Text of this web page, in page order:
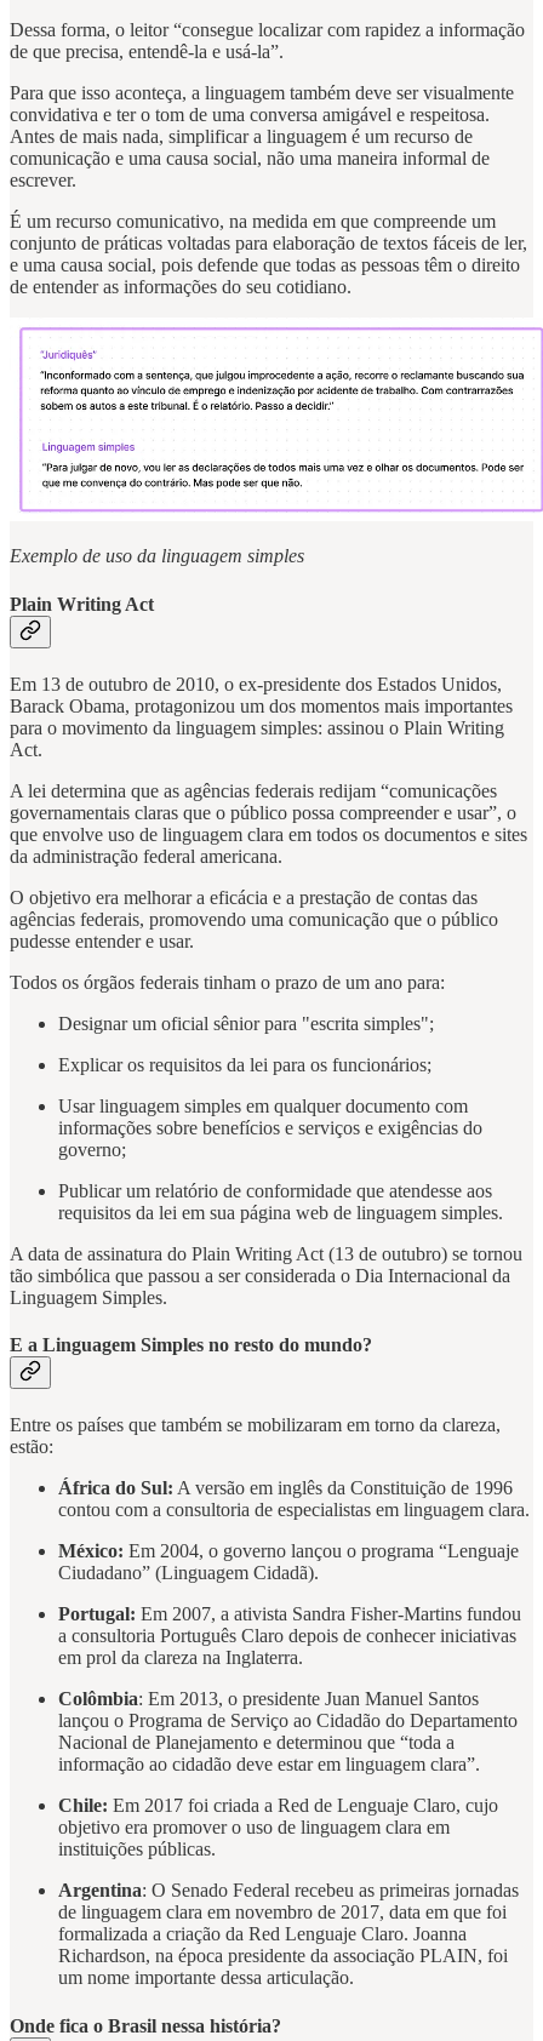
Dessa forma, o leitor “consegue localizar com rapidez a informação
de que precisa, entendê-la e usá-la”.
Para que isso aconteça, a linguagem também deve ser visualmente
convidativa e ter o tom de uma conversa amigável e respeitosa.
Antes de mais nada, simplificar a linguagem é um recurso de
comunicação e uma causa social, não uma maneira informal de
escrever.
É um recurso comunicativo, na medida em que compreende um
conjunto de práticas voltadas para elaboração de textos fáceis de ler,
e uma causa social, pois defende que todas as pessoas têm o direito
de entender as informações do seu cotidiano.
Exemplo de uso da linguagem simples
Plain Writing Act
Em 13 de outubro de 2010, o ex-presidente dos Estados Unidos,
Barack Obama, protagonizou um dos momentos mais importantes
para o movimento da linguagem simples: assinou o Plain Writing
Act.
A lei determina que as agências federais redijam “comunicações
governamentais claras que o público possa compreender e usar”, o
que envolve uso de linguagem clara em todos os documentos e sites
da administração federal americana.
O objetivo era melhorar a eficácia e a prestação de contas das
agências federais, promovendo uma comunicação que o público
pudesse entender e usar.
Todos os órgãos federais tinham o prazo de um ano para:
Designar um oficial sênior para "escrita simples";
Explicar os requisitos da lei para os funcionários;
Usar linguagem simples em qualquer documento com
informações sobre benefícios e serviços e exigências do
governo;
Publicar um relatório de conformidade que atendesse aos
requisitos da lei em sua página web de linguagem simples.
A data de assinatura do Plain Writing Act (13 de outubro) se tornou
tão simbólica que passou a ser considerada o Dia Internacional da
Linguagem Simples.
E a Linguagem Simples no resto do mundo?
Entre os países que também se mobilizaram em torno da clareza,
estão:
África do Sul: A versão em inglês da Constituição de 1996
contou com a consultoria de especialistas em linguagem clara.
México: Em 2004, o governo lançou o programa “Lenguaje
Ciudadano” (Linguagem Cidadã).
Portugal: Em 2007, a ativista Sandra Fisher-Martins fundou
a consultoria Português Claro depois de conhecer iniciativas
em prol da clareza na Inglaterra.
Colômbia: Em 2013, o presidente Juan Manuel Santos
lançou o Programa de Serviço ao Cidadão do Departamento
Nacional de Planejamento e determinou que “toda a
informação ao cidadão deve estar em linguagem clara”.
Chile: Em 2017 foi criada a Red de Lenguaje Claro, cujo
objetivo era promover o uso de linguagem clara em
instituições públicas.
Argentina: O Senado Federal recebeu as primeiras jornadas
de linguagem clara em novembro de 2017, data em que foi
formalizada a criação da Red Lenguaje Claro. Joanna
Richardson, na época presidente da associação PLAIN, foi
um nome importante dessa articulação.
Onde fica o Brasil nessa história?